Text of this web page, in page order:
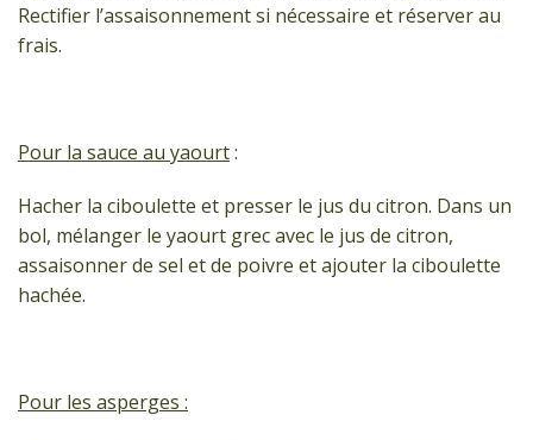
Rectifier l’assaisonnement si nécessaire et réserver au
frais.
Pour la sauce au yaourt:
Hacher la ciboulette et presser le jus du citron. Dans un
bol, mélanger le yaourt grec avec le jus de citron,
assaisonner de sel et de poivre et ajouter la ciboulette
hachée.
Pour les asperges :